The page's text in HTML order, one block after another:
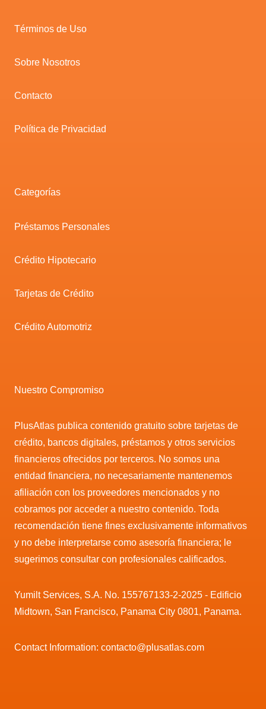
Términos de Uso
Sobre Nosotros
Contacto
Política de Privacidad
Categorías
Préstamos Personales
Crédito Hipotecario
Tarjetas de Crédito
Crédito Automotriz
Nuestro Compromiso
PlusAtlas publica contenido gratuito sobre tarjetas de
crédito, bancos digitales, préstamos y otros servicios
financieros ofrecidos por terceros. No somos una
entidad financiera, no necesariamente mantenemos
afiliación con los proveedores mencionados y no
cobramos por acceder a nuestro contenido. Toda
recomendación tiene fines exclusivamente informativos
y no debe interpretarse como asesoría financiera; le
sugerimos consultar con profesionales calificados.
Yumilt Services, S.A. No. 155767133-2-2025 - Edificio
Midtown, San Francisco, Panama City 0801, Panama.
Contact Information: contacto@plusatlas.com